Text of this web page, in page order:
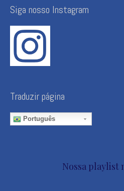
Siga nosso Instagram
Traduzir página
Português
Nossa playlist